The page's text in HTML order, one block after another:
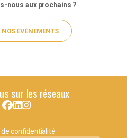
nous aux prochains ?
NOS ÉVÈNEMENTS
sur les réseaux
de confidentialité